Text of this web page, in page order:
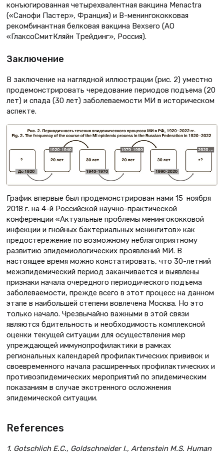
конъюгированная четырехвалентная вакцина Menactra
(«Санофи Пастер», Франция) и В-менингококковая
рекомбинантная белковая вакцина Bexsero (АО
«ГлаксоСмитКляйн Трейдинг», Россия).
Заключение
В заключение на наглядной иллюстрации (рис. 2) уместно
продемонстрировать чередование периодов подъема (20
лет) и спада (30 лет) заболеваемости МИ в историческом
аспекте.
График впервые был продемонстрирован нами 15 ноября
2018 г. на 4-й Российской научно-практической
конференции «Актуальные проблемы менингококковой
инфекции и гнойных бактериальных менингитов» как
предостережение по возможному неблагоприятному
развитию эпидемиологических проявлений МИ. В
настоящее время можно констатировать, что 30-летний
межэпидемический период заканчивается и выявлены
признаки начала очередного периодического подъема
заболеваемости, прежде всего в этот процесс на данном
этапе в наибольшей степени вовлечена Москва. Но это
только начало. Чрезвычайно важными в этой связи
являются бдительность и необходимость комплексной
оценки текущей ситуации для осуществления мер
упреждающей иммунопрофилактики в рамках
региональных календарей профилактических прививок и
своевременного начала расширенных профилактических и
противоэпидемических мероприятий по эпидемическим
показаниям в случае экстренного осложнения
эпидемической ситуации.
References
1. Gotschlich E.C., Goldschneider I., Artenstein M.S. Human